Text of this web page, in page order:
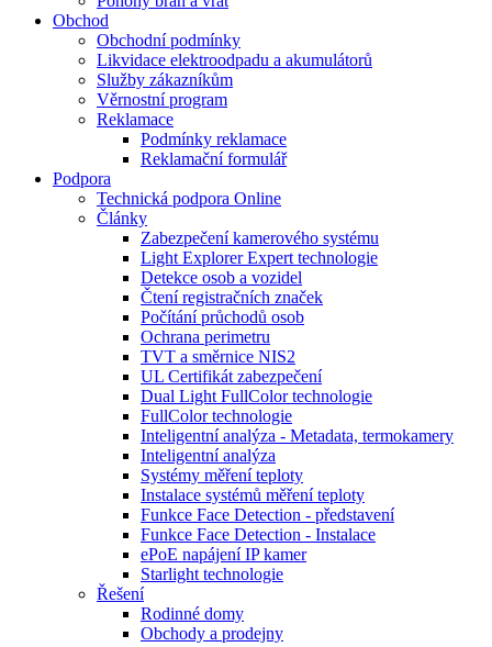
Obchod
Obchodní podmínky
Likvidace elektroodpadu a akumulátorů
Služby zákazníkům
Věrnostní program
Reklamace
Podmínky reklamace
Reklamační formulář
Podpora
Technická podpora Online
Články
Zabezpečení kamerového systému
Light Explorer Expert technologie
Detekce osob a vozidel
Čtení registračních značek
Počítání průchodů osob
Ochrana perimetru
TVT a směrnice NIS2
UL Certifikát zabezpečení
Dual Light FullColor technologie
FullColor technologie
Inteligentní analýza - Metadata, termokamery
Inteligentní analýza
Systémy měření teploty
Instalace systémů měření teploty
Funkce Face Detection - představení
Funkce Face Detection - Instalace
ePoE napájení IP kamer
Starlight technologie
Řešení
Rodinné domy
Obchody a prodejny